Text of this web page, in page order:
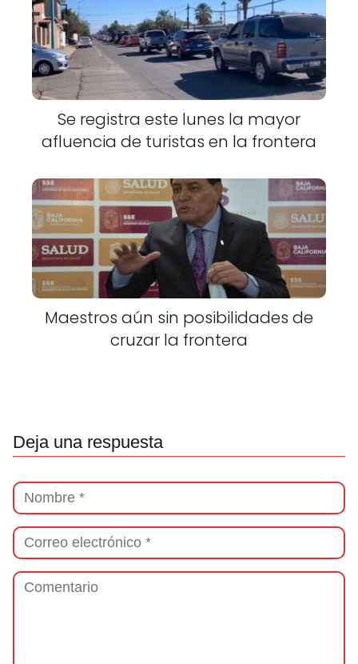
Se registra este lunes la mayor
afluencia de turistas en la frontera
Maestros aún sin posibilidades de
cruzar la frontera
Deja una respuesta